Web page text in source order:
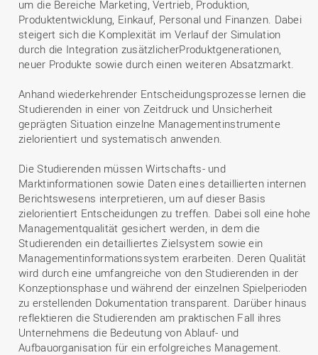
um die Bereiche Marketing, Vertrieb, Produktion,
Produktentwicklung, Einkauf, Personal und Finanzen. Dabei
steigert sich die Komplexität im Verlauf der Simulation
durch die Integration zusätzlicherProduktgenerationen,
neuer Produkte sowie durch einen weiteren Absatzmarkt.
Anhand wiederkehrender Entscheidungsprozesse lernen die
Studierenden in einer von Zeitdruck und Unsicherheit
geprägten Situation einzelne Managementinstrumente
zielorientiert und systematisch anwenden.
Die Studierenden müssen Wirtschafts- und
Marktinformationen sowie Daten eines detaillierten internen
Berichtswesens interpretieren, um auf dieser Basis
zielorientiert Entscheidungen zu treffen. Dabei soll eine hohe
Managementqualität gesichert werden, in dem die
Studierenden ein detailliertes Zielsystem sowie ein
Managementinformationssystem erarbeiten. Deren Qualität
wird durch eine umfangreiche von den Studierenden in der
Konzeptionsphase und während der einzelnen Spielperioden
zu erstellenden Dokumentation transparent. Darüber hinaus
reflektieren die Studierenden am praktischen Fall ihres
Unternehmens die Bedeutung von Ablauf- und
Aufbauorganisation für ein erfolgreiches Management.